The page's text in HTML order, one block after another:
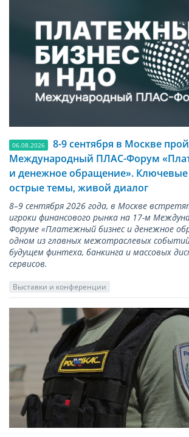
06.08.2026
8-9 сентября в Москве
Международный ПЛАС-Форум
и денежное обращение». Ключевые
острые темы, живой диалог
8–9 сентября 2026 года, в Москве
игроки финансового рынка на 17-м
Форуме «Платежный бизнес и денежное
одном из главных межотраслевых
будущем финтеха, банкинга и массовых
сервисов.
Выставки и конференции